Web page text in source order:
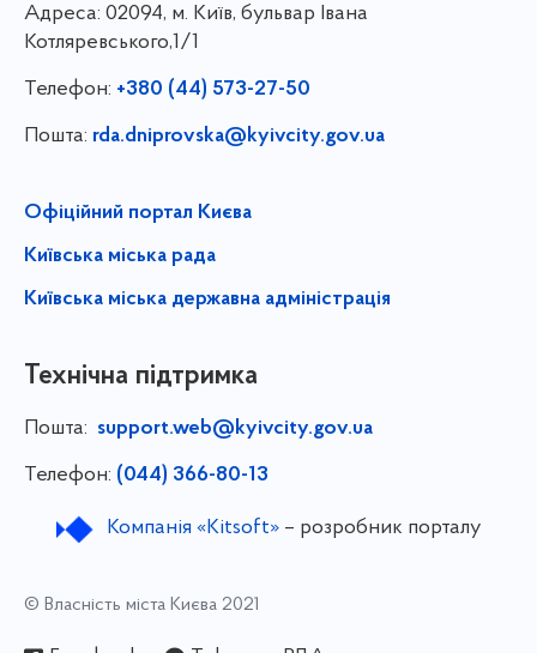
Адреса: 02094, м. Київ, бульвар Івана
Котляревського,1/1
Телефон: +380 (44) 573-27-50
Пошта: rda.dniprovska@kyivcity.gov.ua
Офіційний портал Києва
Київська міська рада
Київська міська державна адміністрація
Технічна підтримка
Пошта: support.web@kyivcity.gov.ua
Телефон: (044) 366-80-13
Компанія «Kitsoft»– розробник порталу
© Власність міста Києва 2021